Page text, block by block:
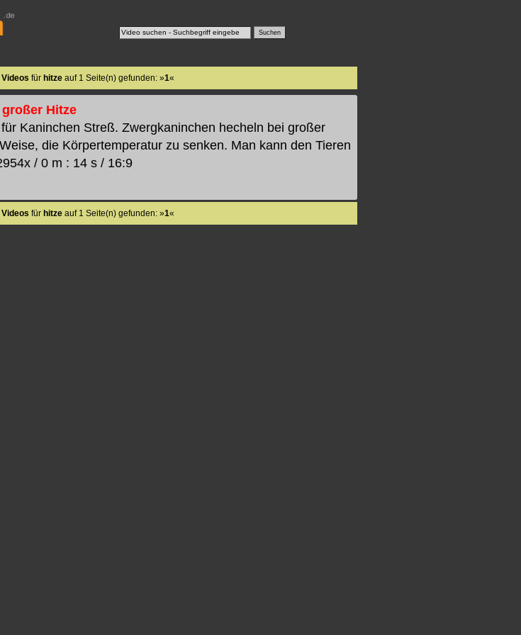
Videos für hitzeauf 1 Seite(n) gefunden: »1«
Hitze
Kaninchen Streß. Zwergkaninchen hecheln bei großer
die Körpertemperatur zu senken. Man kann den Tieren
/ 0 m : 14 s / 16:9
Videos für hitzeauf 1 Seite(n) gefunden: »1«